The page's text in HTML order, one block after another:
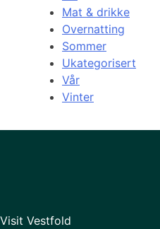
Mat & drikke
Overnatting
Sommer
Ukategorisert
Vår
Vinter
Visit Vestfold